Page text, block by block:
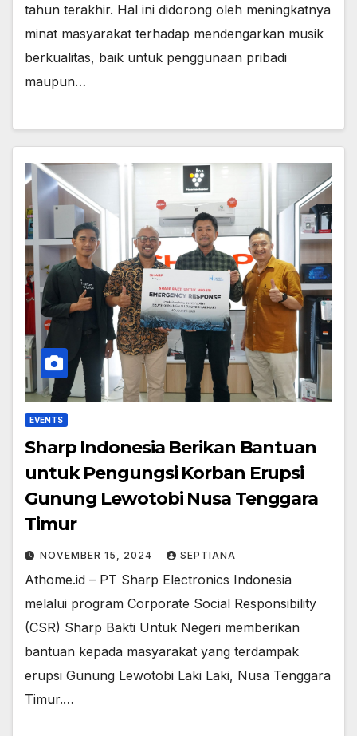
tahun terakhir. Hal ini didorong oleh meningkatnya
minat masyarakat terhadap mendengarkan musik
berkualitas, baik untuk penggunaan pribadi
maupun…
EVENTS
Sharp Indonesia Berikan Bantuan
untuk Pengungsi Korban Erupsi
Gunung Lewotobi Nusa Tenggara
Timur
NOVEMBER 15, 2024 SEPTIANA
Athome.id – PT Sharp Electronics Indonesia
melalui program Corporate Social Responsibility
(CSR) Sharp Bakti Untuk Negeri memberikan
bantuan kepada masyarakat yang terdampak
erupsi Gunung Lewotobi Laki Laki, Nusa Tenggara
Timur.…